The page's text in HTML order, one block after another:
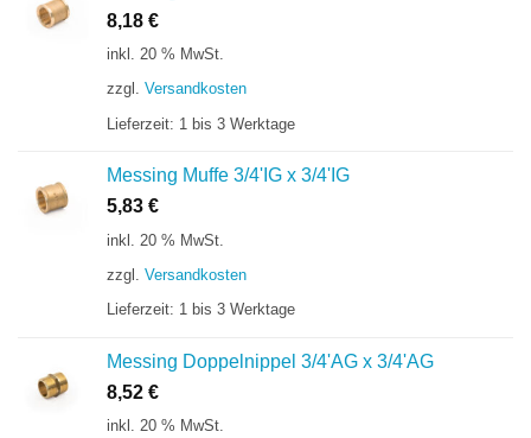
8,18 €
inkl. 20 % MwSt.
zzgl. Versandkosten
Lieferzeit: 1 bis 3 Werktage
Messing Muffe 3/4'IG x 3/4'IG
5,83 €
inkl. 20 % MwSt.
zzgl. Versandkosten
Lieferzeit: 1 bis 3 Werktage
Messing Doppelnippel 3/4'AG x 3/4'AG
8,52 €
inkl. 20 % MwSt.